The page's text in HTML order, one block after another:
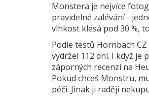
Monstera je nejvíce
pravidelné zalévání -
vlhkost klesá pod 30 %,
Podle testů Hornbach
vydržel 112 dní. I když je
záporných recenzí na
Pokud chceš Monstru,
péči. Jinak ji raději